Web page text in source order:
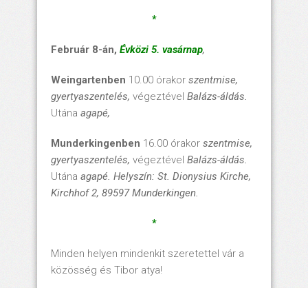
*
Február 8-án, Évközi 5. vasárnap,
Weingartenben 10.00 órakor szentmise,
gyertyaszentelés, végeztével Balázs-áldás.
Utána agapé,
Munderkingenben 16.00 órakor szentmise,
gyertyaszentelés, végeztével Balázs-áldás.
Utána agapé. Helyszín: St. Dionysius Kirche,
Kirchhof 2, 89597 Munderkingen.
*
Minden helyen mindenkit szeretettel vár a
közösség és Tibor atya!